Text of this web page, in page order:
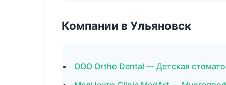
Компании в Ульяновск
ООО Ortho Dental — Детская